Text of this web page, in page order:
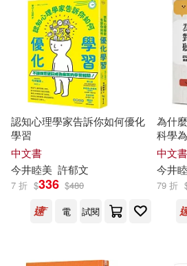
(日)今井和子(1)
(日）今井志保子(1)
FIRST LADY(1)
Wink up編輯部(1)
[日]今井干夫(1)
南江堂(1) 南海出版公
印刷工業出版社(1)
原笙國際(1) 台灣先智
台聖(1) 商務印書館(1)
外語教學與研究出版社(1)
認知心理學家告訴你如何優化
學習
中文書
今井睦美 許郁文
7 折 $336 $480
電
試閱
為什
科學
決方案
中文書
今井
79 折